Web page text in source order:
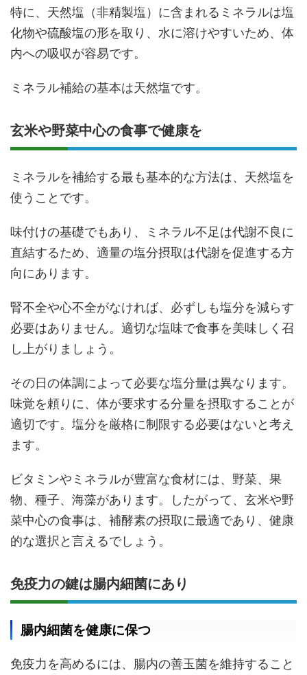
特に、天然塩（非精製塩）に含まれるミネラルは塩
化物や硫酸塩の形を取り、水に溶けやすいため、体
内への吸収が容易です。
ミネラル補給の基本は天然塩です。
玄米や野菜中心の食事で健康を
ミネラルを補給する最も基本的な方法は、天然塩を
使うことです。
味付けの基礎でもあり、ミネラル不足は代謝不良に
直結するため、適量の塩分摂取は代謝を促進する方
向にあります。
腎不全や心不全がなければ、必ずしも塩分を減らす
必要はありません。適切な塩味で食事を美味しく召
し上がりましょう。
その日の体調によって必要な塩分量は異なります。
味覚を頼りに、体が要求する分量を摂取することが
適切です。塩分を厳格に制限する必要はないと考え
ます。
ビタミンやミネラルが豊富な食材には、野菜、果
物、種子、海藻があります。したがって、玄米や野
菜中心の食事は、補酵素の摂取に最適であり、健康
的な選択と言えるでしょう。
免疫力の鍵は腸内細菌にあり
腸内細菌を健康に保つ
免疫力を高めるには、腸内の善玉菌を維持すること